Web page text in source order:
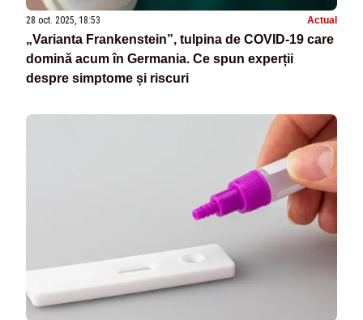
28 oct. 2025, 18:53 Actual
„Varianta Frankenstein”, tulpina de COVID-19 care
domină acum în Germania. Ce spun experții
despre simptome și riscuri